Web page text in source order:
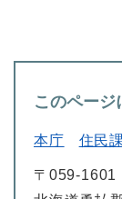
このページ
本庁 住民課
〒059-1601